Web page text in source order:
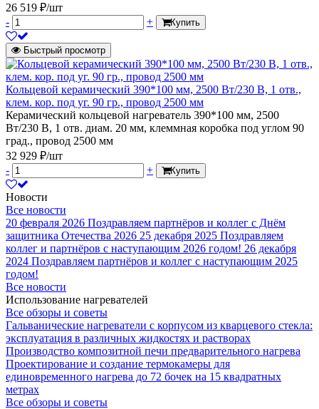
26 519 ₽/шт
-
+ Купить
Быстрый просмотр
Кольцевой керамический 390*100 мм, 2500 Вт/230 В, 1 отв.,
клем. кор. под уг. 90 гр., провод 2500 мм
Керамический кольцевой нагреватель 390*100 мм, 2500
Вт/230 В, 1 отв. диам. 20 мм, клеммная коробка под углом 90
град., провод 2500 мм
32 929 ₽/шт
-
+ Купить
Новости
Все новости
20 февраля 2026 Поздравляем партнёров и коллег с Днём
защитника Отечества 2026 25 декабря 2025 Поздравляем
коллег и партнёров с наступающим 2026 годом! 26 декабря
2024 Поздравляем партнёров и коллег с наступающим 2025
годом!
Все новости
Использование нагревателей
Все обзоры и советы
Гальванические нагреватели с корпусом из кварцевого стекла:
эксплуатация в различных жидкостях и растворах
Производство композитной печи предварительного нагрева
Проектирование и создание термокамеры для
единовременного нагрева до 72 бочек на 15 квадратных
метрах
Все обзоры и советы